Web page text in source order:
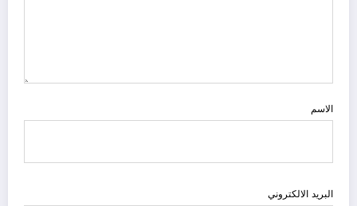
الاسم
البريد الالكتروني